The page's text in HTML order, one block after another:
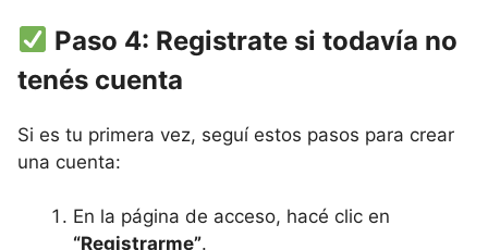
Paso 4: Registrate si todavía no
tenés cuenta
Si es tu primera vez, seguí estos pasos para crear
una cuenta:
En la página de acceso, hacé clic en
“Registrarme”.